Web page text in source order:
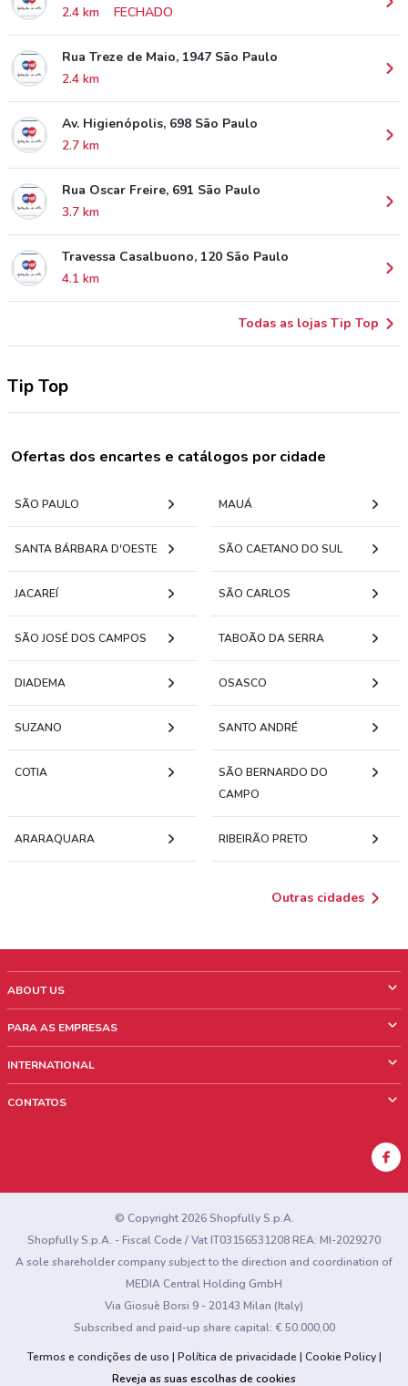
2.4 km
FECHADO
Rua Treze de Maio, 1947 São Paulo
2.4 km
Av. Higienópolis, 698 São Paulo
2.7 km
Rua Oscar Freire, 691 São Paulo
3.7 km
Travessa Casalbuono, 120 São Paulo
4.1 km
Todas as lojas Tip Top
Tip Top
Ofertas dos encartes e catálogos por cidade
SÃO PAULO MAUÁ
SANTA BÁRBARA D'OESTE SÃO CAETANO DO SUL
JACAREÍ SÃO CARLOS
SÃO JOSÉ DOS CAMPOS TABOÃO DA SERRA
DIADEMA OSASCO
SUZANO SANTO ANDRÉ
COTIA
SÃO BERNARDO DO
CAMPO
ARARAQUARA RIBEIRÃO PRETO
Outras cidades
ABOUT US
Quem Somos
Trabalhe conosco
PARA AS EMPRESAS
Informações comerciais
INTERNATIONAL
CONTATOS
Encontrou algum problema no site ou no aplicativo?
© Copyright 2026 Shopfully S.p.A.
Shopfully S.p.A. - Fiscal Code / Vat IT03156531208 REA: MI-2029270
A sole shareholder company subject to the direction and coordination of
MEDIA Central Holding GmbH
Via Giosuè Borsi 9 - 20143 Milan (Italy)
Subscribed and paid-up share capital: € 50.000,00
Termos e condições de uso
Política de privacidade
Cookie Policy
Reveja as suas escolhas de cookies